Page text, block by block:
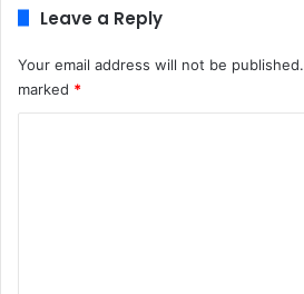
Leave a Reply
Your email address will not be published.
marked *